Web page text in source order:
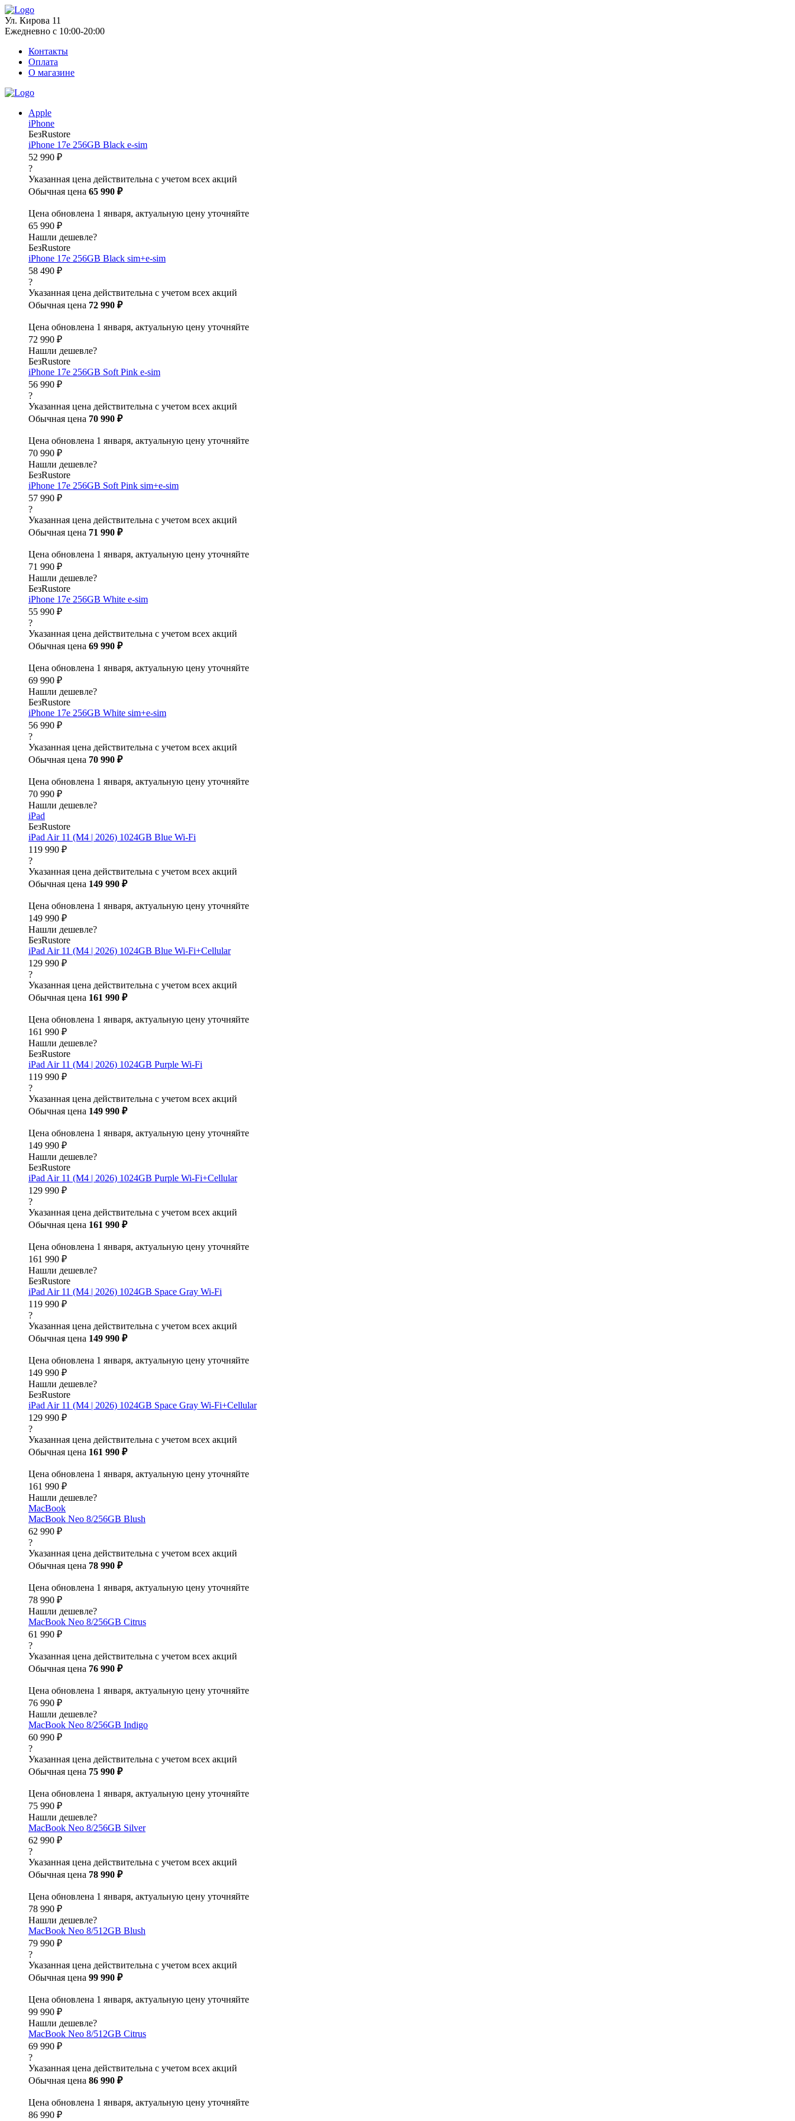
Ул. Кирова 11
Ежедневно с 10:00-20:00
Контакты
Оплата
О магазине
Apple
iPhone
БезRustore
iPhone 17e 256GB Black e-sim
52 990 ₽
?
Указанная цена действительна с учетом всех акций
Обычная цена 65 990 ₽
Цена обновлена 1 января, актуальную цену уточняйте
65 990 ₽
Нашли дешевле?
БезRustore
iPhone 17e 256GB Black sim+e-sim
58 490 ₽
?
Указанная цена действительна с учетом всех акций
Обычная цена 72 990 ₽
Цена обновлена 1 января, актуальную цену уточняйте
72 990 ₽
Нашли дешевле?
БезRustore
iPhone 17e 256GB Soft Pink e-sim
56 990 ₽
?
Указанная цена действительна с учетом всех акций
Обычная цена 70 990 ₽
Цена обновлена 1 января, актуальную цену уточняйте
70 990 ₽
Нашли дешевле?
БезRustore
iPhone 17e 256GB Soft Pink sim+e-sim
57 990 ₽
?
Указанная цена действительна с учетом всех акций
Обычная цена 71 990 ₽
Цена обновлена 1 января, актуальную цену уточняйте
71 990 ₽
Нашли дешевле?
БезRustore
iPhone 17e 256GB White e-sim
55 990 ₽
?
Указанная цена действительна с учетом всех акций
Обычная цена 69 990 ₽
Цена обновлена 1 января, актуальную цену уточняйте
69 990 ₽
Нашли дешевле?
БезRustore
iPhone 17e 256GB White sim+e-sim
56 990 ₽
?
Указанная цена действительна с учетом всех акций
Обычная цена 70 990 ₽
Цена обновлена 1 января, актуальную цену уточняйте
70 990 ₽
Нашли дешевле?
iPad
БезRustore
iPad Air 11 (M4 | 2026) 1024GB Blue Wi-Fi
119 990 ₽
?
Указанная цена действительна с учетом всех акций
Обычная цена 149 990 ₽
Цена обновлена 1 января, актуальную цену уточняйте
149 990 ₽
Нашли дешевле?
БезRustore
iPad Air 11 (M4 | 2026) 1024GB Blue Wi-Fi+Cellular
129 990 ₽
?
Указанная цена действительна с учетом всех акций
Обычная цена 161 990 ₽
Цена обновлена 1 января, актуальную цену уточняйте
161 990 ₽
Нашли дешевле?
БезRustore
iPad Air 11 (M4 | 2026) 1024GB Purple Wi-Fi
119 990 ₽
?
Указанная цена действительна с учетом всех акций
Обычная цена 149 990 ₽
Цена обновлена 1 января, актуальную цену уточняйте
149 990 ₽
Нашли дешевле?
БезRustore
iPad Air 11 (M4 | 2026) 1024GB Purple Wi-Fi+Cellular
129 990 ₽
?
Указанная цена действительна с учетом всех акций
Обычная цена 161 990 ₽
Цена обновлена 1 января, актуальную цену уточняйте
161 990 ₽
Нашли дешевле?
БезRustore
iPad Air 11 (M4 | 2026) 1024GB Space Gray Wi-Fi
119 990 ₽
?
Указанная цена действительна с учетом всех акций
Обычная цена 149 990 ₽
Цена обновлена 1 января, актуальную цену уточняйте
149 990 ₽
Нашли дешевле?
БезRustore
iPad Air 11 (M4 | 2026) 1024GB Space Gray Wi-Fi+Cellular
129 990 ₽
?
Указанная цена действительна с учетом всех акций
Обычная цена 161 990 ₽
Цена обновлена 1 января, актуальную цену уточняйте
161 990 ₽
Нашли дешевле?
MacBook
MacBook Neo 8/256GB Blush
62 990 ₽
?
Указанная цена действительна с учетом всех акций
Обычная цена 78 990 ₽
Цена обновлена 1 января, актуальную цену уточняйте
78 990 ₽
Нашли дешевле?
MacBook Neo 8/256GB Citrus
61 990 ₽
?
Указанная цена действительна с учетом всех акций
Обычная цена 76 990 ₽
Цена обновлена 1 января, актуальную цену уточняйте
76 990 ₽
Нашли дешевле?
MacBook Neo 8/256GB Indigo
60 990 ₽
?
Указанная цена действительна с учетом всех акций
Обычная цена 75 990 ₽
Цена обновлена 1 января, актуальную цену уточняйте
75 990 ₽
Нашли дешевле?
MacBook Neo 8/256GB Silver
62 990 ₽
?
Указанная цена действительна с учетом всех акций
Обычная цена 78 990 ₽
Цена обновлена 1 января, актуальную цену уточняйте
78 990 ₽
Нашли дешевле?
MacBook Neo 8/512GB Blush
79 990 ₽
?
Указанная цена действительна с учетом всех акций
Обычная цена 99 990 ₽
Цена обновлена 1 января, актуальную цену уточняйте
99 990 ₽
Нашли дешевле?
MacBook Neo 8/512GB Citrus
69 990 ₽
?
Указанная цена действительна с учетом всех акций
Обычная цена 86 990 ₽
Цена обновлена 1 января, актуальную цену уточняйте
86 990 ₽